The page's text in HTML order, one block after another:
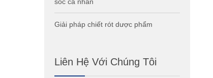
Giải pháp chiết rót dược phẩm
Liên Hệ Với Chúng Tôi